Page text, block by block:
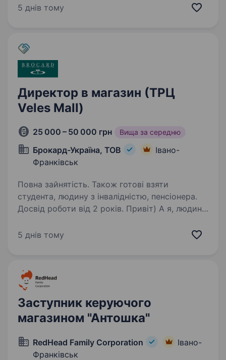
в моді. PUMA Ukraine вже декілька років
5 днів тому
Директор в магазин (ТРЦ
Veles Mall)
25 000 – 50 000 грн Вища за середню
Брокард-Україна, ТОВ
Івано-
Франківськ
Повна зайнятість. Також готові взяти
студента, людину з інвалідністю, пенсіонера.
Досвід роботи від 2 років. Привіт) А я, людина
дуже, поіхала у відпутку. Тому залюбки
провести ці літні дні до нашої…
5 днів тому
Заступник керуючого
магазином "Антошка"
RedHead Family Corporation
Івано-
Франківськ